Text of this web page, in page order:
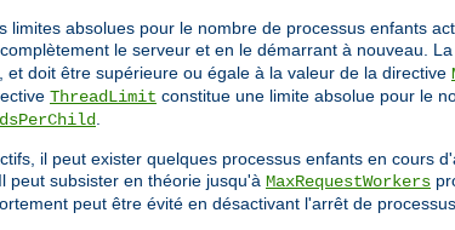
limites absolues pour le nombre de processus enfants
le serveur et en le démarrant à nouveau.
doit être supérieure ou égale à la valeur de la directive
ThreadLimit constitue une limite absolue pour le
il peut exister quelques processus enfants en cours
peut subsister en théorie jusqu'à MaxRequestWorkers
peut être évité en désactivant l'arrêt de